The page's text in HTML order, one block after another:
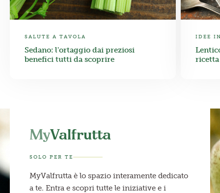
SALUTE A TAVOLA
Sedano: l'ortaggio dai preziosi
benefici tutti da scoprire
IDEE
MyValfrutta
SOLO PER TE
MyValfrutta è lo spazio interamente dedicato
a te. Entra e scopri tutte le iniziative e i